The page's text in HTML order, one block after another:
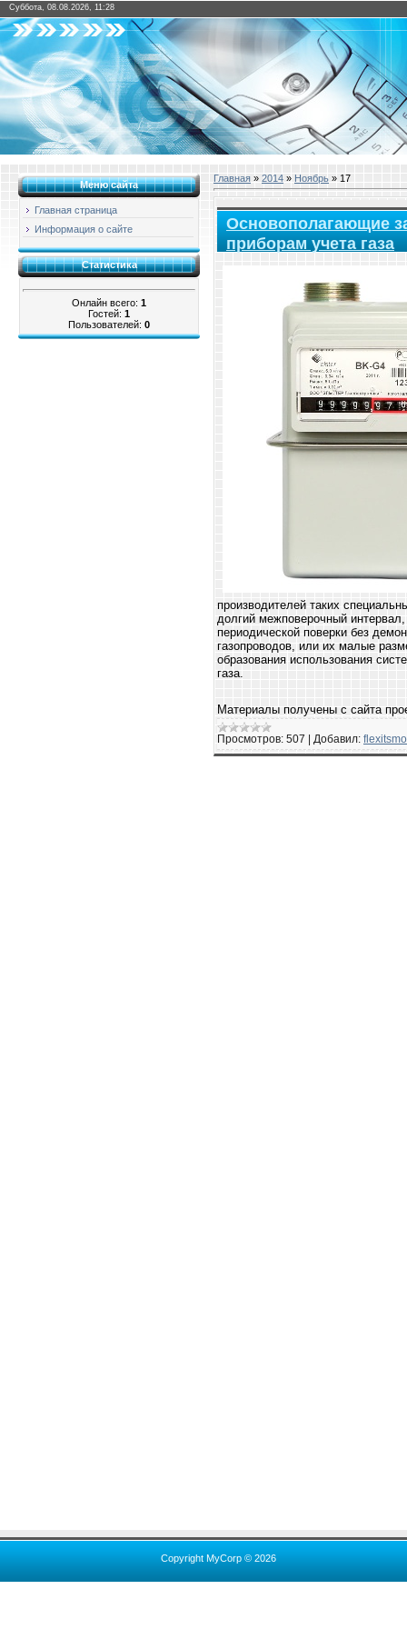
Суббота, 08.08.2026, 11:28
Меню сайта
Главная страница
Информация о сайте
Статистика
Онлайн всего: 1
Гостей: 1
Пользователей: 0
Главная » 2014 » Ноябрь » 17
Основополагающие
приборам учета газа
производителей таких
долгий межповерочный
периодической поверки без
газопроводов, или их малые
образования использования
газа.
Материалы получены с сайта
Просмотров: 507 Добавил:
Copyright MyCorp © 2026